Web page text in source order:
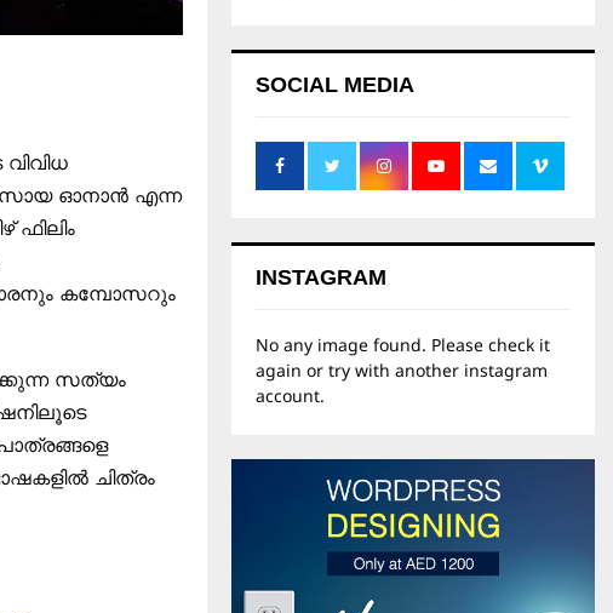
ഓനാൻ എന്ന
ഫിലിം
കമ്പോസറും
സത്യം
ചിത്രം
SOCIAL MEDIA
INSTAGRAM
No any image found. Please check it
again or try with another instagram
account.